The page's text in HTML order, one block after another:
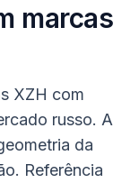
marcas
XZH com
russo. A
da
Referência